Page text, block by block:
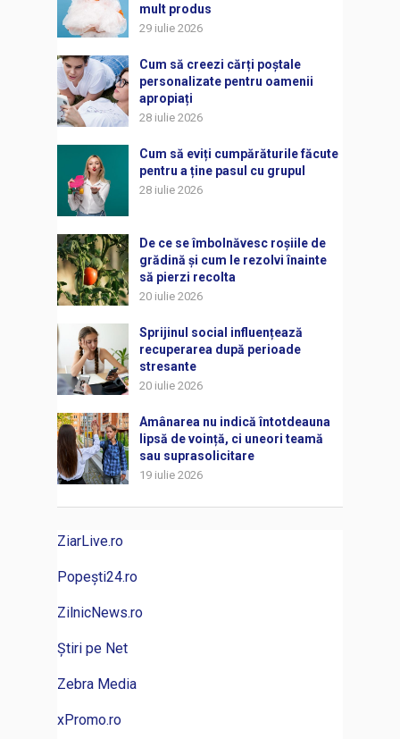
mult produs
29 iulie 2026
Cum să creezi cărți poștale
personalizate pentru oamenii
apropiați
28 iulie 2026
Cum să eviți cumpărăturile făcute
pentru a ține pasul cu grupul
28 iulie 2026
De ce se îmbolnăvesc roșiile de
grădină și cum le rezolvi înainte
să pierzi recolta
20 iulie 2026
Sprijinul social influențează
recuperarea după perioade
stresante
20 iulie 2026
Amânarea nu indică întotdeauna
lipsă de voință, ci uneori teamă
sau suprasolicitare
19 iulie 2026
ZiarLive.ro
Popești24.ro
ZilnicNews.ro
Știri pe Net
Zebra Media
xPromo.ro